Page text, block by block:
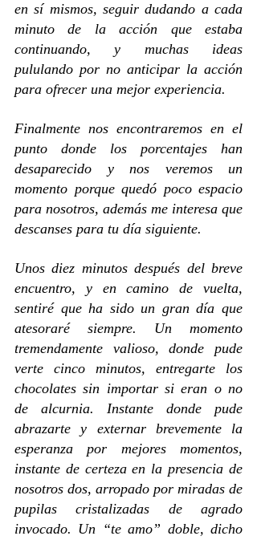
en sí mismos, seguir dudando a cada
minuto de la acción que estaba
continuando, y muchas ideas
pululando por no anticipar la acción
para ofrecer una mejor experiencia.
Finalmente nos encontraremos en el
punto donde los porcentajes han
desaparecido y nos veremos un
momento porque quedó poco espacio
para nosotros, además me interesa que
descanses para tu día siguiente.
Unos diez minutos después del breve
encuentro, y en camino de vuelta,
sentiré que ha sido un gran día que
atesoraré siempre. Un momento
tremendamente valioso, donde pude
verte cinco minutos, entregarte los
chocolates sin importar si eran o no
de alcurnia. Instante donde pude
abrazarte y externar brevemente la
esperanza por mejores momentos,
instante de certeza en la presencia de
nosotros dos, arropado por miradas de
pupilas cristalizadas de agrado
invocado. Un “te amo” doble, dicho